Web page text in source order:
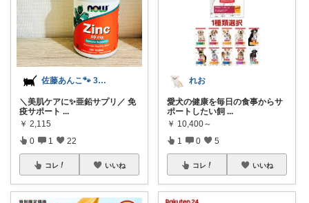
佐藤あんこ🐾 30代OLの暮らし
＼美肌ケアに✨亜鉛サプリ／ 免
疫サポート ...
￥ 2,115
0 1 22
コレ いいね
れお
愛犬の健康を毎日の食事からサ
ポートしたい飼 ...
￥ 10,400～
1 0 5
コレ いいね